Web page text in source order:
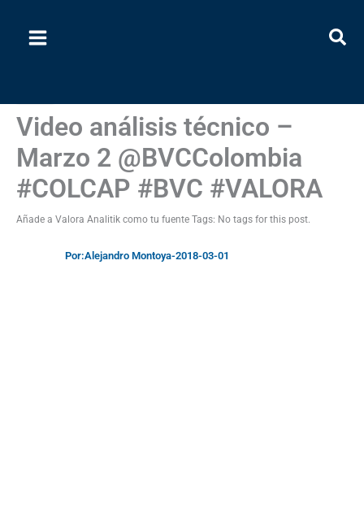
Video análisis técnico –
Marzo 2 @BVCColombia
#COLCAP #BVC #VALORA
Añade a Valora Analitik como tu fuente Tags: No tags for this post.
Por:Alejandro Montoya-2018-03-01